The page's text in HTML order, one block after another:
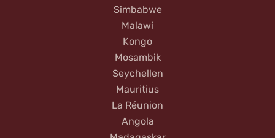
Simbabwe
Malawi
Kongo
Mosambik
Seychellen
Mauritius
La Réunion
Angola